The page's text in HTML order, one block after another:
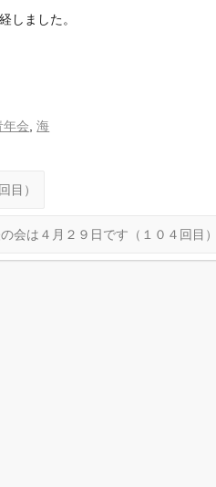
しました。
年会 ,海
目）
会は４月２９日です（１０４回目）